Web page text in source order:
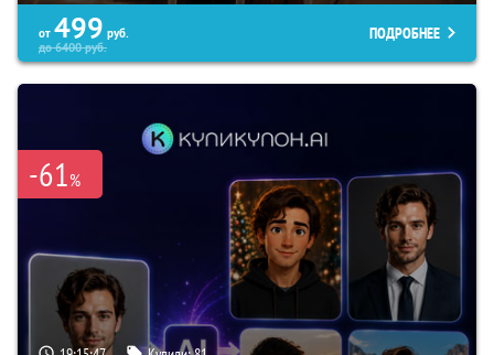
от 499 руб.
до6400руб.
ПОДРОБНЕЕ
-61%